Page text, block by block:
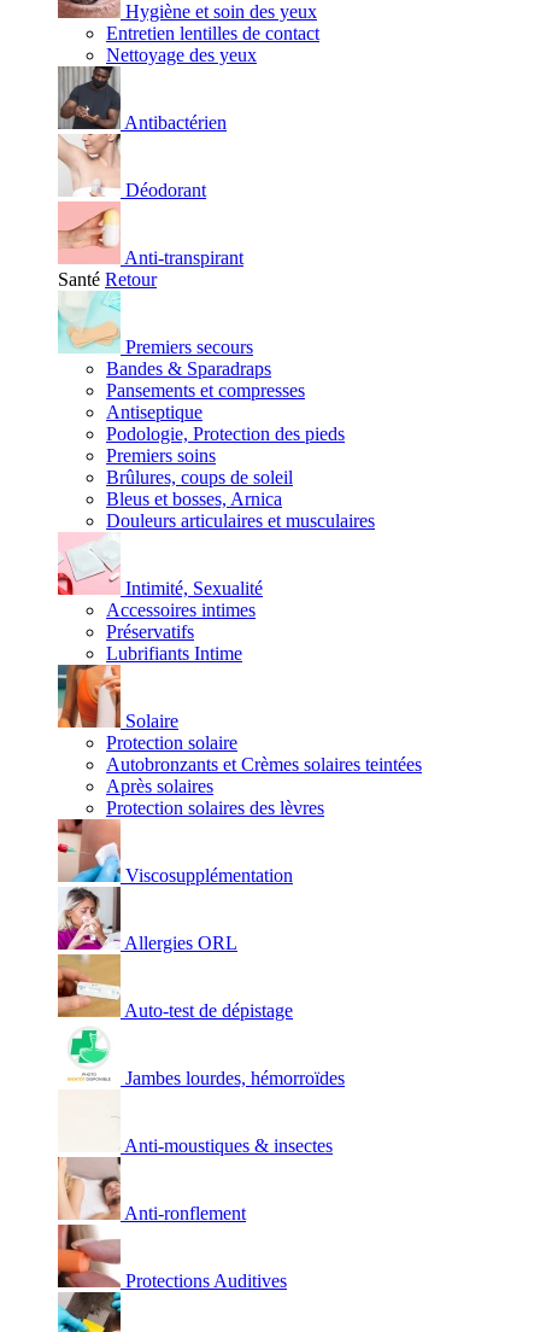
Hygiène et soin des yeux
Entretien lentilles de contact
Nettoyage des yeux
Antibactérien
Déodorant
Anti-transpirant
Santé Retour
Premiers secours
Bandes & Sparadraps
Pansements et compresses
Antiseptique
Podologie, Protection des pieds
Premiers soins
Brûlures, coups de soleil
Bleus et bosses, Arnica
Douleurs articulaires et musculaires
Intimité, Sexualité
Accessoires intimes
Préservatifs
Lubrifiants Intime
Solaire
Protection solaire
Autobronzants et Crèmes solaires teintées
Après solaires
Protection solaires des lèvres
Viscosupplémentation
Allergies ORL
Auto-test de dépistage
Jambes lourdes, hémorroïdes
Anti-moustiques & insectes
Anti-ronflement
Protections Auditives